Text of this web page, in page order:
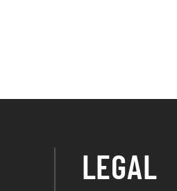
LEGAL